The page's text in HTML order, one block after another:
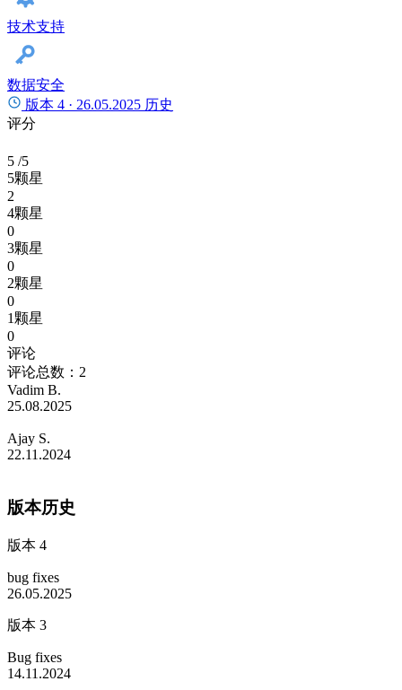
技术支持
数据安全
版本 4 · 26.05.2025 历史
评分
5 /5
5颗星
2
4颗星
0
3颗星
0
2颗星
0
1颗星
0
评论
评论总数：2
Vadim B.
25.08.2025
Ajay S.
22.11.2024
版本历史
版本 4
bug fixes
26.05.2025
版本 3
Bug fixes
14.11.2024